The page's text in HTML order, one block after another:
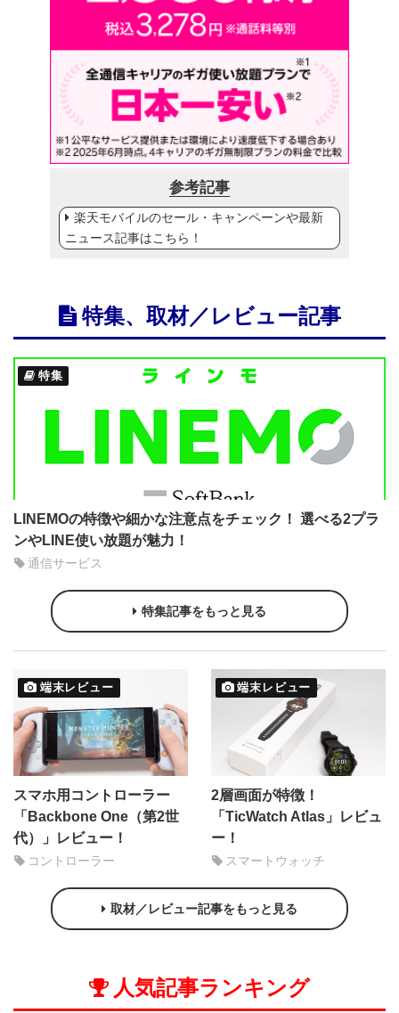
参考記事
楽天モバイルのセール・キャンペーンや最新
ニュース記事はこちら！
特集、取材／レビュー記事
特集
LINEMOの特徴や細かな注意点をチェック！ 選べる2プラ
ンやLINE使い放題が魅力！
通信サービス
特集記事をもっと見る
端末レビュー
スマホ用コントローラー
「Backbone One（第2世
代）」レビュー！
コントローラー
端末レビュー
2層画面が特徴！
「TicWatch Atlas」レビュ
ー！
スマートウォッチ
取材／レビュー記事をもっと見る
人気記事ランキング